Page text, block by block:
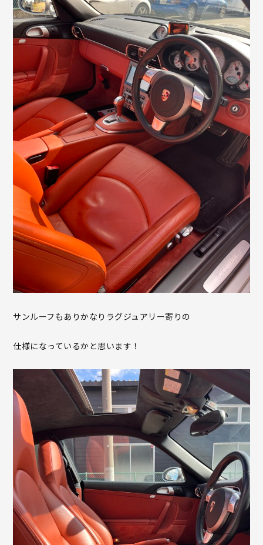
サンルーフもありかなりラグジュアリー寄りの
仕様になっているかと思います！